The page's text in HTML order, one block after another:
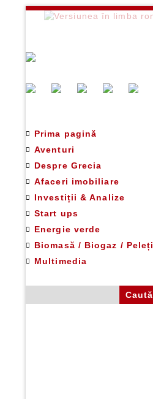
Prima pagină
Aventuri
Despre Grecia
Afaceri imobiliare
Investiții & Analize
Start ups
Energie verde
Biomasă / Biogaz / Peleți
Multimedia